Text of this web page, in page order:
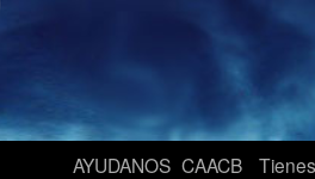
AYUDANOS CAACB